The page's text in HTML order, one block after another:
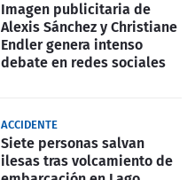
Imagen publicitaria de
Alexis Sánchez y Christiane
Endler genera intenso
debate en redes sociales
ACCIDENTE
Siete personas salvan
ilesas tras volcamiento de